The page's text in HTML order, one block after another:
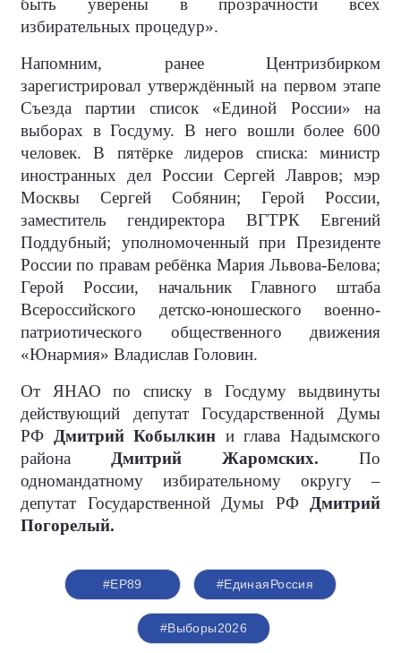
быть уверены в прозрачности всех
избирательных процедур».
Напомним, ранее Центризбирком
зарегистрировал утверждённый на первом этапе
Съезда партии список «Единой России» на
выборах в Госдуму. В него вошли более 600
человек. В пятёрке лидеров списка: министр
иностранных дел России Сергей Лавров; мэр
Москвы Сергей Собянин; Герой России,
заместитель гендиректора ВГТРК Евгений
Поддубный; уполномоченный при Президенте
России по правам ребёнка Мария Львова-Белова;
Герой России, начальник Главного штаба
Всероссийского детско-юношеского военно-
патриотического общественного движения
«Юнармия» Владислав Головин.
От ЯНАО по списку в Госдуму выдвинуты
действующий депутат Государственной Думы
РФ
Дмитрий Кобылкин и глава Надымского
района Дмитрий Жаромских. По
одномандатному избирательному округу –
депутат Государственной Думы РФ Дмитрий
Погорелый.
#ЕР89 #ЕдинаяРоссия
#Выборы2026